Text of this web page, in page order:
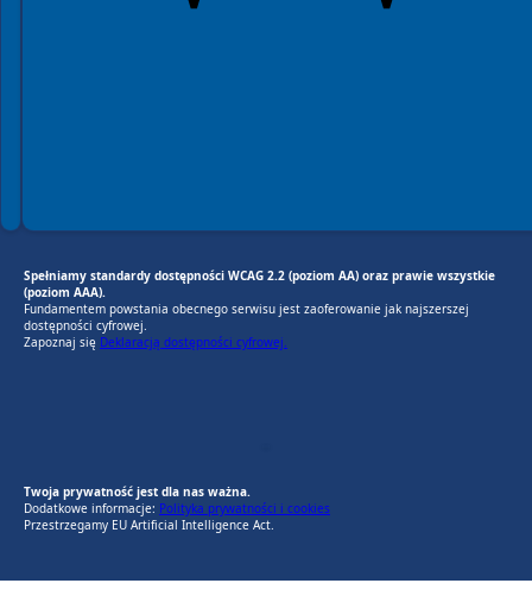
Spełniamy standardy dostępności WCAG 2.2 (poziom AA) oraz prawie wszystkie
(poziom AAA).
Fundamentem powstania obecnego serwisu jest zaoferowanie jak najszerszej
dostępności cyfrowej.
Zapoznaj się Deklaracją dostępności cyfrowej.
Twoja prywatność jest dla nas ważna.
Dodatkowe informacje: Polityka prywatności i cookies
Przestrzegamy EU Artificial Intelligence Act.